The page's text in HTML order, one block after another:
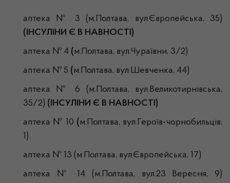
аптека № 3 (м.Полтава, вул.Європейська, 35)
(ІНСУЛІНИ Є В НАВНОСТІ)
аптека № 4 (м.Полтава, вул.Чураївни, 3/2)
аптека № 5 (м.Полтава, вул.Шевченка, 44)
аптека № 6 (м.Полтава, вул.Великотирнівська,
35/2) (ІНСУЛІНИ Є В НАВНОСТІ)
аптека № 10 (м.Полтава, вул.Героїв-чорнобильців,
1)
аптека № 13 (м.Полтава, вул.Європейська, 17)
аптека № 14 (м.Полтава, вул.23 Вересня, 9)